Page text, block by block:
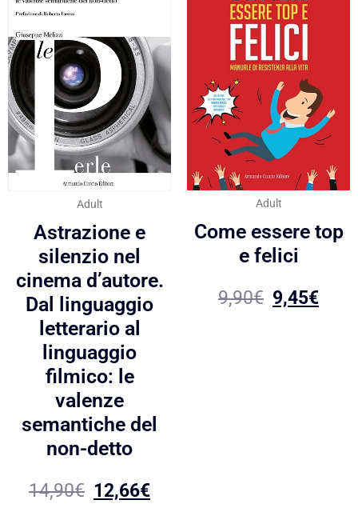
Adult
Astrazione e
silenzio nel
cinema d’autore.
Dal linguaggio
letterario al
linguaggio
filmico: le
valenze
semantiche del
non-detto
14,90€ 12,66€
Adult
Come essere top
e felici
9,90€ 9,45€